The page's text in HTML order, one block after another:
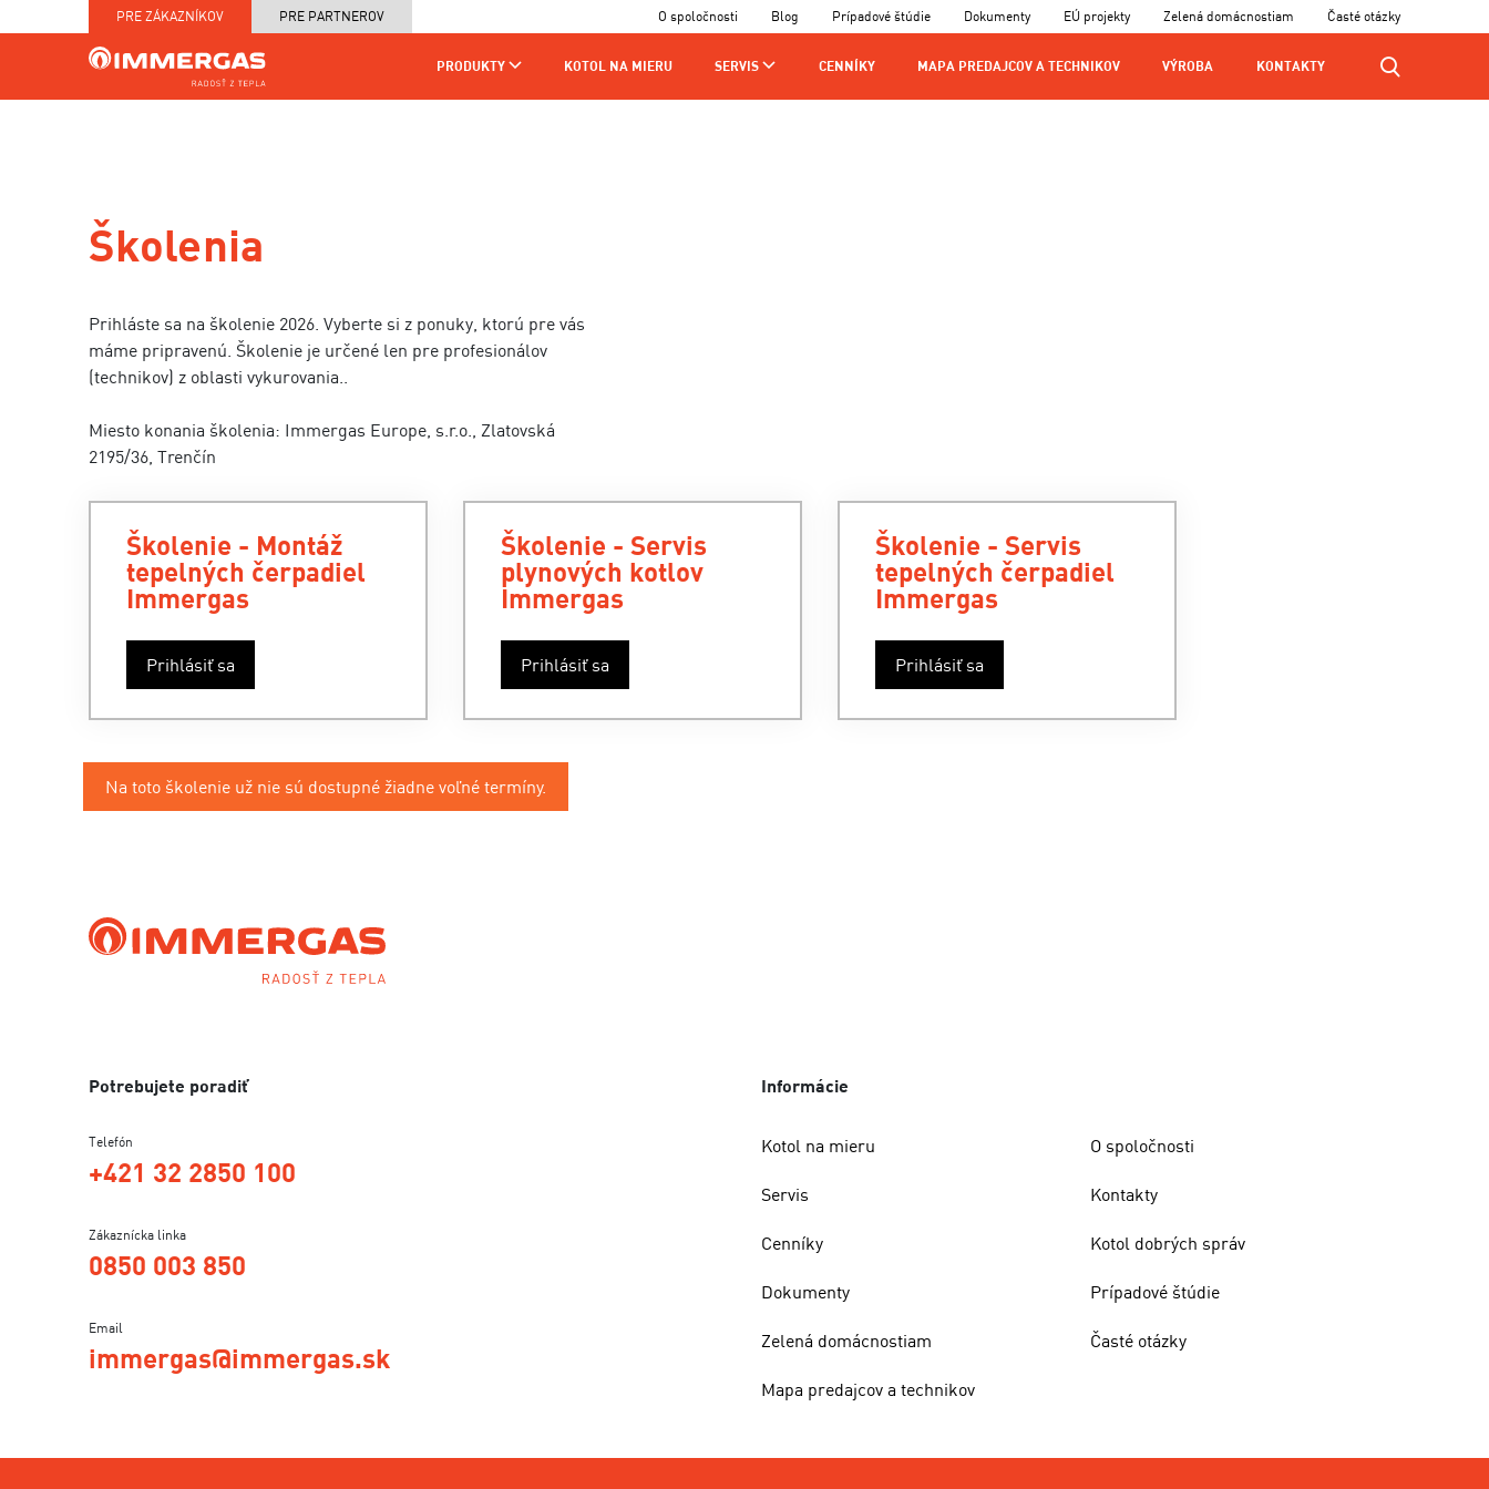
PRE ZÁKAZNÍKOV PRE PARTNEROV O spoločnosti Blog Prípadové štúdie Dokumenty EÚ projekty Zelená domácnostiam Časté otázky
PRODUKTY KOTOL NA MIERU SERVIS CENNÍKY MAPA PREDAJCOV A TECHNIKOV VÝROBA KONTAKTY
Školenia
Prihláste sa na školenie 2026. Vyberte si z ponuky, ktorú pre vás
máme pripravenú. Školenie je určené len pre profesionálov
(technikov) z oblasti vykurovania..
Miesto konania školenia: Immergas Europe, s.r.o., Zlatovská
2195/36, Trenčín
Školenie - Montáž
tepelných čerpadiel
Immergas
Prihlásiť sa
Školenie - Servis
plynových kotlov
Immergas
Prihlásiť sa
Školenie - Servis
tepelných čerpadiel
Immergas
Prihlásiť sa
Na toto školenie už nie sú dostupné žiadne voľné termíny.
Potrebujete poradiť
Telefón
+421 32 2850 100
Zákaznícka linka
0850 003 850
Email
immergas@immergas.sk
Informácie
Kotol na mieru
Servis
Cenníky
Dokumenty
Zelená domácnostiam
Mapa predajcov a technikov
O spoločnosti
Kontakty
Kotol dobrých správ
Prípadové štúdie
Časté otázky